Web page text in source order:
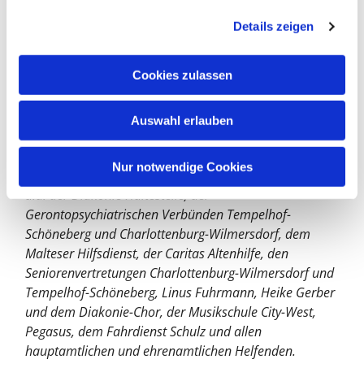
Details zeigen
Cookies zulassen
Auswahl erlauben
Nur notwendige Cookies
versuchen wir über Spenden zu finanzieren. Jede
Spendenkonto: KVA Mitte West DE 32 1005 0000 0191
2279 94
Verwendungszweck KKTS/2410.01.2190 Geistl.
Zentrum Demenz, Welt-Alzheimertag
Wir danken allen Unterstützenden und Mitwirkenden,
u.a. der Diakonie Haltestelle, der
Gerontopsychiatrischen Verbünden Tempelhof-
Schöneberg und Charlottenburg-Wilmersdorf, dem
Malteser Hilfsdienst, der Caritas Altenhilfe, den
Seniorenvertretungen Charlottenburg-Wilmersdorf und
Tempelhof-Schöneberg, Linus Fuhrmann, Heike Gerber
und dem Diakonie-Chor, der Musikschule City-West,
Pegasus, dem Fahrdienst Schulz und allen
hauptamtlichen und ehrenamtlichen Helfenden.